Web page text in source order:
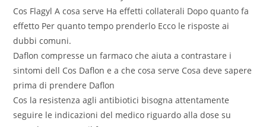
Cos Flagyl A cosa serve Ha effetti collaterali Dopo quanto fa
effetto Per quanto tempo prenderlo Ecco le risposte ai
dubbi comuni.
Daflon compresse un farmaco che aiuta a contrastare i
sintomi dell Cos Daflon e a che cosa serve Cosa deve sapere
prima di prendere Daflon
Cos la resistenza agli antibiotici bisogna attentamente
seguire le indicazioni del medico riguardo alla dose su